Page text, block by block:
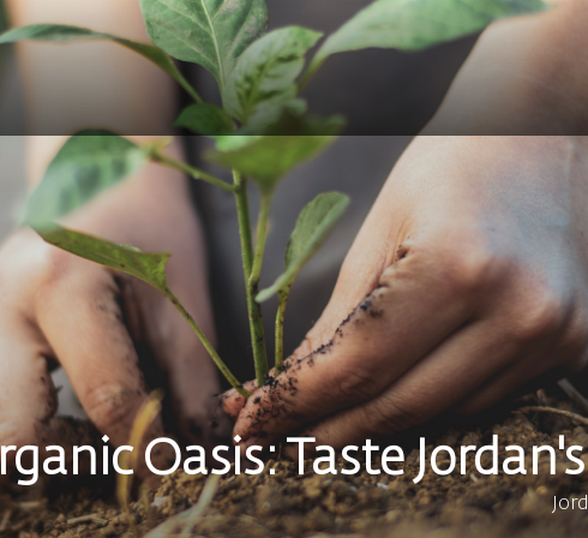
Oasis: Taste